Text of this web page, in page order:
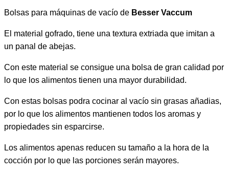
Bolsas para máquinas de vacío de Besser Vaccum
El material gofrado, tiene una textura extriada que imitan a
un panal de abejas.
Con este material se consigue una bolsa de gran calidad por
lo que los alimentos tienen una mayor durabilidad.
Con estas bolsas podra cocinar al vacío sin grasas añadias,
por lo que los alimentos mantienen todos los aromas y
propiedades sin esparcirse.
Los alimentos apenas reducen su tamaño a la hora de la
cocción por lo que las porciones serán mayores.